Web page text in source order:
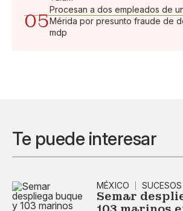
05
Procesan a dos empleados de
Mérida por presunto fraude de
mdp
Te puede interesar
MÉXICO SUCESOS
Semar